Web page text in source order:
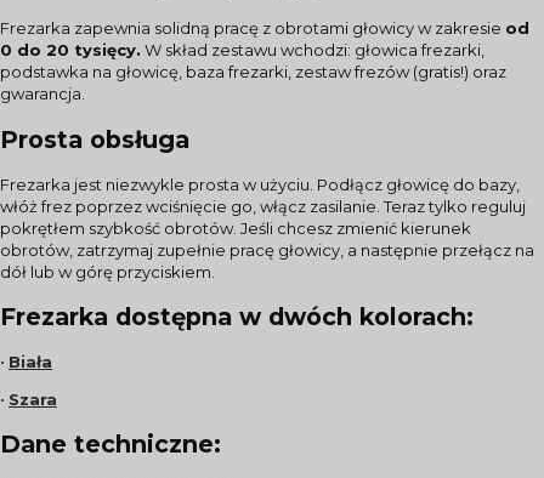
Frezarka zapewnia solidną pracę z obrotami głowicy w zakresie od
0 do 20 tysięcy. W skład zestawu wchodzi: głowica frezarki,
podstawka na głowicę, baza frezarki, zestaw frezów (gratis!) oraz
gwarancja.
Prosta obsługa
Frezarka jest niezwykle prosta w użyciu. Podłącz głowicę do bazy,
włóż frez poprzez wciśnięcie go, włącz zasilanie. Teraz tylko reguluj
pokrętłem szybkość obrotów. Jeśli chcesz zmienić kierunek
obrotów, zatrzymaj zupełnie pracę głowicy, a następnie przełącz na
dół lub w górę przyciskiem.
Frezarka dostępna w dwóch kolorach:
• Biała
• Szara
Dane techniczne: